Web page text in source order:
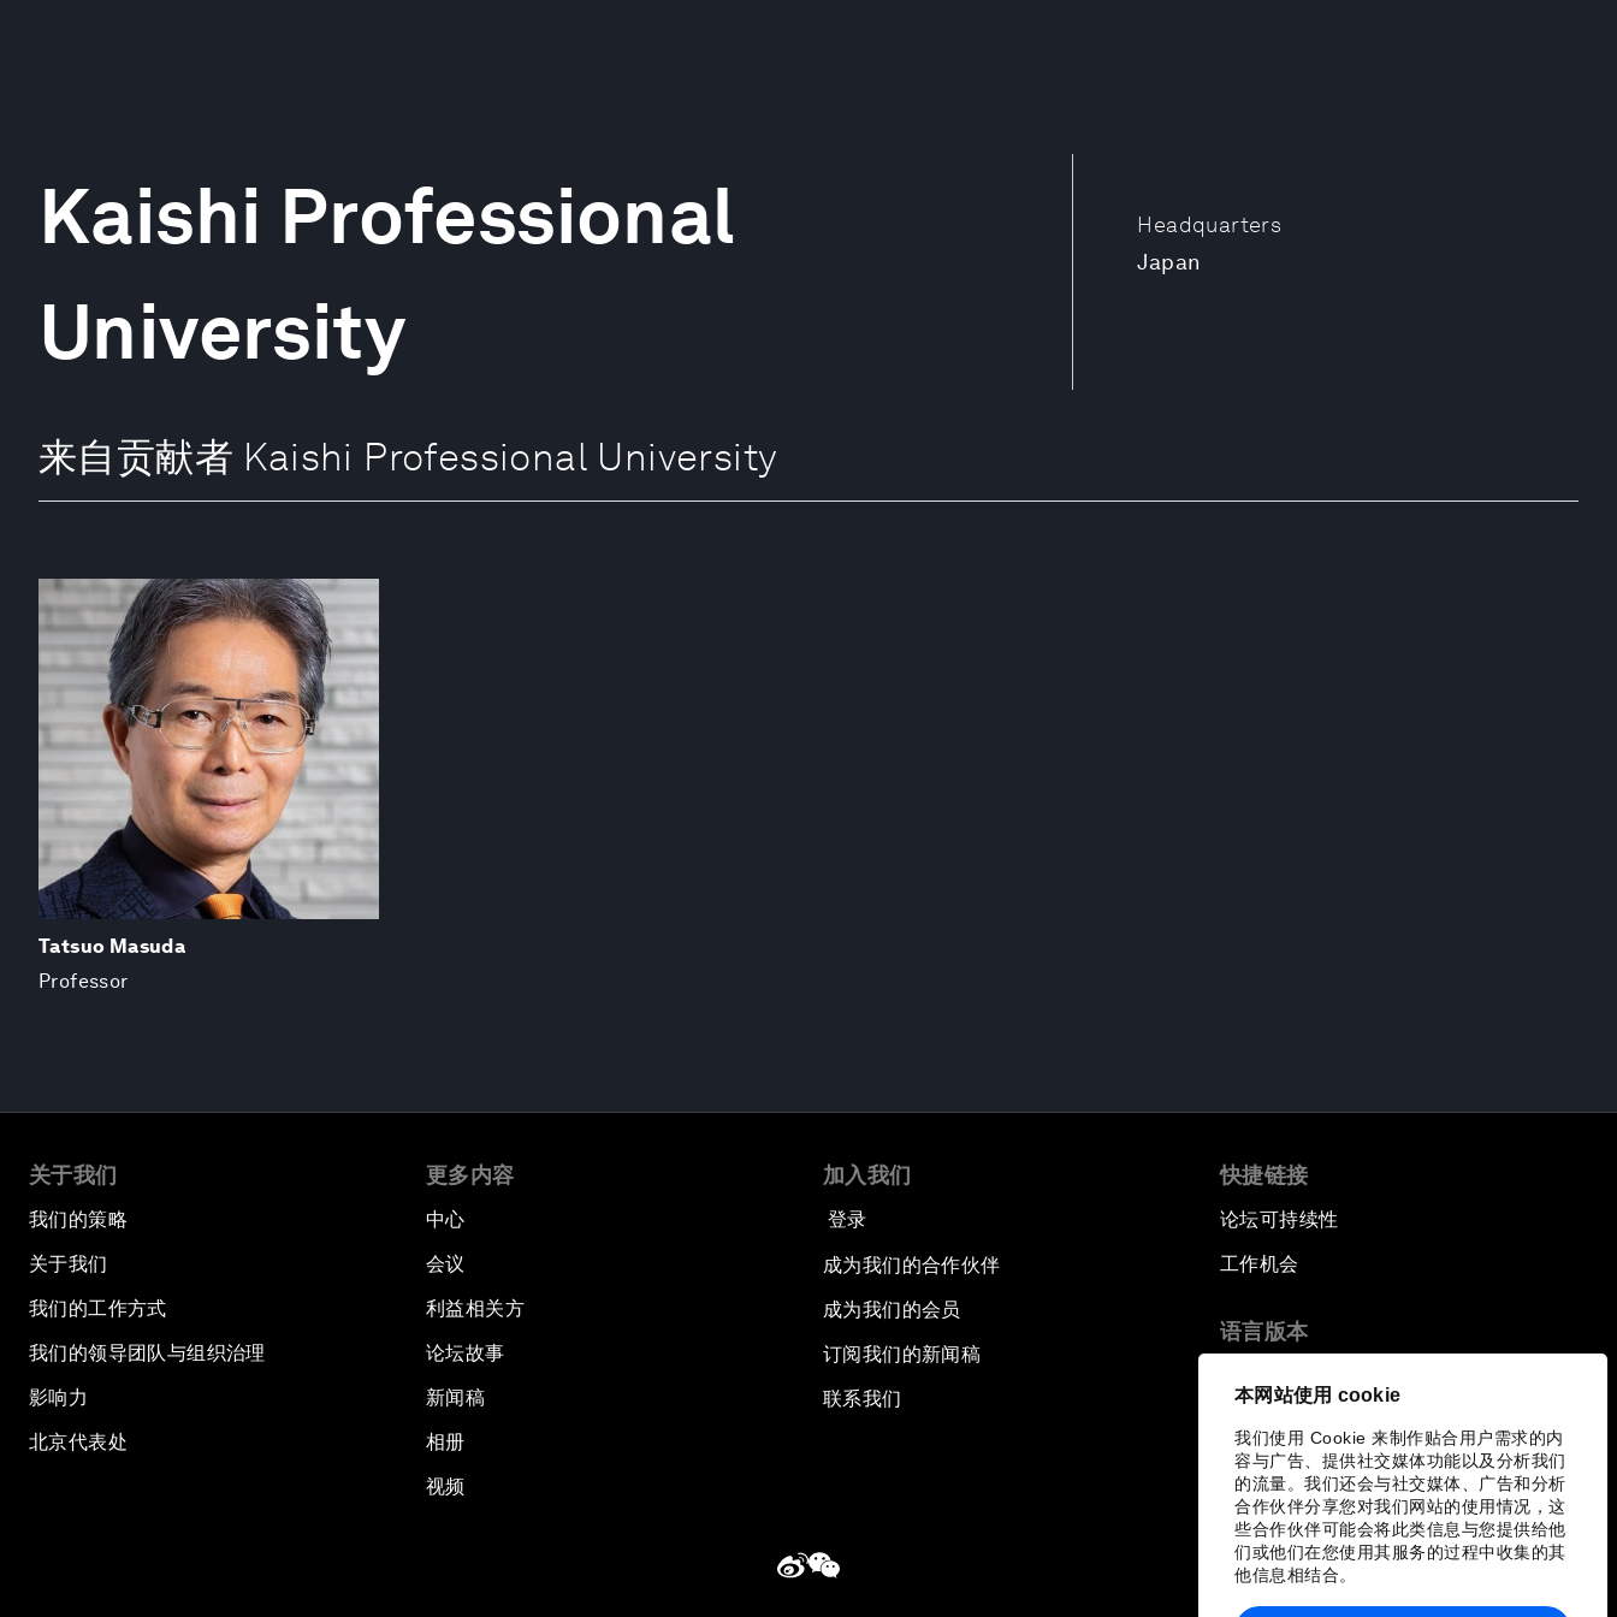
本网站使用 cookie
我们使用 Cookie 来制作贴合用户需求的内
容与广告、提供社交媒体功能以及分析我们
的流量。我们还会与社交媒体、广告和分析
合作伙伴分享您对我们网站的使用情况，这
些合作伙伴可能会将此类信息与您提供给他
们或他们在您使用其服务的过程中收集的其
他信息相结合。
Headquarters
Japan
Kaishi Professional
University
来自贡献者 Kaishi Professional University
Tatsuo Masuda
Professor
关于我们
我们的策略
关于我们
我们的工作方式
我们的领导团队与组织治理
影响力
北京代表处
更多内容
中心
会议
利益相关方
论坛故事
新闻稿
相册
视频
加入我们
登录
成为我们的合作伙伴
成为我们的会员
订阅我们的新闻稿
联系我们
快捷链接
论坛可持续性
工作机会
语言版本